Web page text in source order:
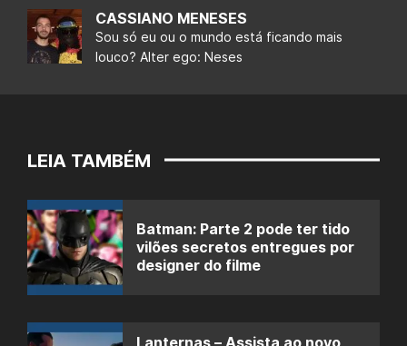
CASSIANO MENESES
Sou só eu ou o mundo está ficando mais
louco? Alter ego: Neses
LEIA TAMBÉM
Batman: Parte 2 pode ter tido
vilões secretos entregues por
designer do filme